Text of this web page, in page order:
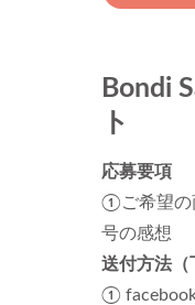
Bondi
ト
応募要項
①ご希望
号の感想
送付方法（
①